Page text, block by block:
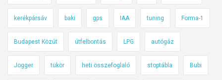
kerékpársáv baki gps IAA tuning Forma-1
Budapest Közút útfelbontás LPG autógáz
Jogger tükör heti összefoglaló stoptábla Bubi